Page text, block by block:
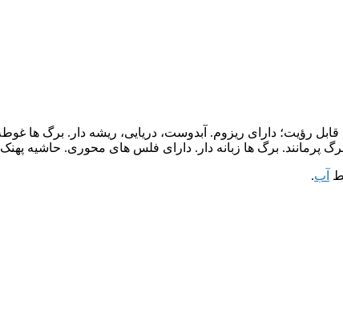
قابل رؤیت؛ دارای ریزوم. آبدوست، دریایی، ریشه دار. برگ ها
پرمانند. برگ ها زبانه دار. دارای فلس های محوری. حاشیه
آب.